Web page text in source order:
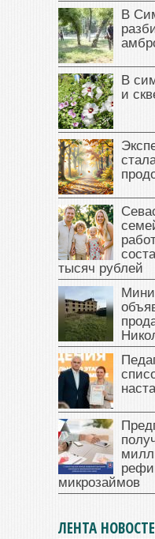
В
В
и
тысяч рублей
микрозаймов
ЛЕНТА